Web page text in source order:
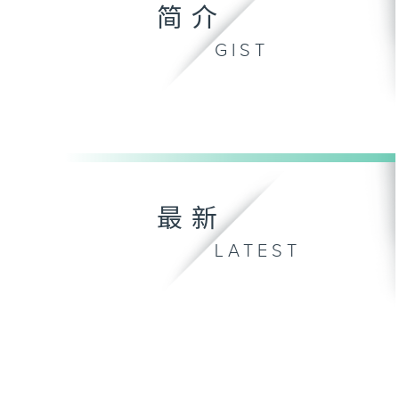
简介
GIST
最新
LATEST